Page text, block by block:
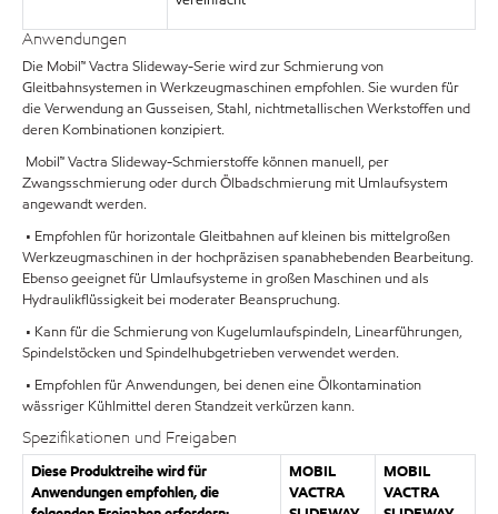
Anwendungen
Die Mobil™ Vactra Slideway-Serie wird zur Schmierung von
Gleitbahnsystemen in Werkzeugmaschinen empfohlen. Sie wurden für
die Verwendung an Gusseisen, Stahl, nichtmetallischen Werkstoffen und
deren Kombinationen konzipiert.
Mobil™ Vactra Slideway-Schmierstoffe können manuell, per
Zwangsschmierung oder durch Ölbadschmierung mit Umlaufsystem
angewandt werden.
• Empfohlen für horizontale Gleitbahnen auf kleinen bis mittelgroßen
Werkzeugmaschinen in der hochpräzisen spanabhebenden Bearbeitung.
Ebenso geeignet für Umlaufsysteme in großen Maschinen und als
Hydraulikflüssigkeit bei moderater Beanspruchung.
• Kann für die Schmierung von Kugelumlaufspindeln, Linearführungen,
Spindelstöcken und Spindelhubgetrieben verwendet werden.
• Empfohlen für Anwendungen, bei denen eine Ölkontamination
wässriger Kühlmittel deren Standzeit verkürzen kann.
Spezifikationen und Freigaben
Diese Produktreihe wird für
Anwendungen empfohlen, die
MOBIL
VACTRA
MOBIL
VACTRA